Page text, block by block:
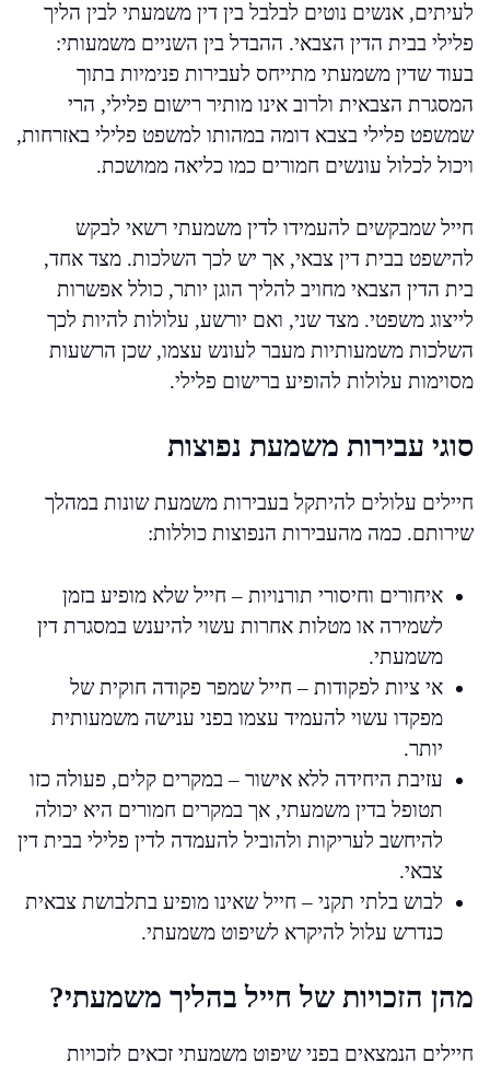
לעיתים, אנשים נוטים לבלבל בין דין משמעתי לבין הליך
פלילי בבית הדין הצבאי. ההבדל בין השניים משמעותי:
בעוד שדין משמעתי מתייחס לעבירות פנימיות בתוך
המסגרת הצבאית ולרוב אינו מותיר רישום פלילי, הרי
שמשפט פלילי בצבא דומה במהותו למשפט פלילי באזרחות,
ויכול לכלול עונשים חמורים כמו כליאה ממושכת.
חייל שמבקשים להעמידו לדין משמעתי רשאי לבקש
להישפט בבית דין צבאי, אך יש לכך השלכות. מצד אחד,
בית הדין הצבאי מחויב להליך הוגן יותר, כולל אפשרות
לייצוג משפטי. מצד שני, ואם יורשע, עלולות להיות לכך
השלכות משמעותיות מעבר לעונש עצמו, שכן הרשעות
מסוימות עלולות להופיע ברישום פלילי.
סוגי עבירות משמעת נפוצות
חיילים עלולים להיתקל בעבירות משמעת שונות במהלך
שירותם. כמה מהעבירות הנפוצות כוללות:
איחורים וחיסורי תורנויות – חייל שלא מופיע בזמן
לשמירה או מטלות אחרות עשוי להיענש במסגרת דין
משמעתי.
אי ציות לפקודות – חייל שמפר פקודה חוקית של
מפקדו עשוי להעמיד עצמו בפני ענישה משמעותית
יותר.
עזיבת היחידה ללא אישור – במקרים קלים, פעולה כזו
תטופל בדין משמעתי, אך במקרים חמורים היא יכולה
להיחשב לעריקות ולהוביל להעמדה לדין פלילי בבית דין
צבאי.
לבוש בלתי תקני – חייל שאינו מופיע בתלבושת צבאית
כנדרש עלול להיקרא לשיפוט משמעתי.
מהן הזכויות של חייל בהליך משמעתי?
חיילים הנמצאים בפני שיפוט משמעתי זכאים לזכויות